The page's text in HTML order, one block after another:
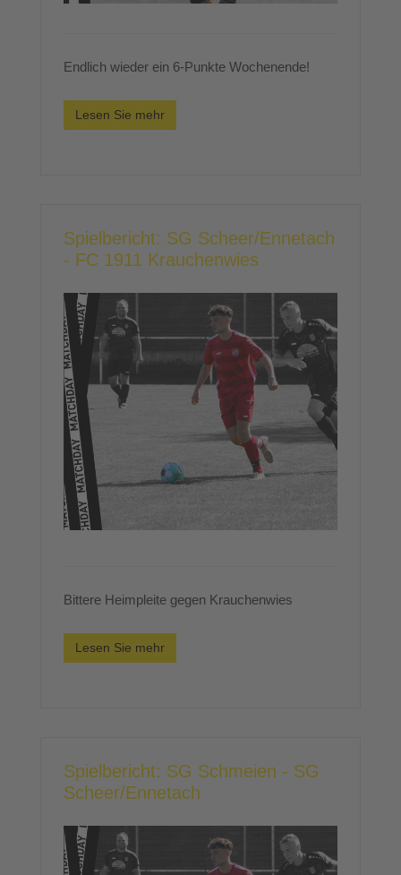
Endlich wieder ein 6-Punkte Wochenende!
Lesen Sie mehr
Spielbericht: SG Scheer/Ennetach
- FC 1911 Krauchenwies
Bittere Heimpleite gegen Krauchenwies
Lesen Sie mehr
Spielbericht: SG Schmeien - SG
Scheer/Ennetach